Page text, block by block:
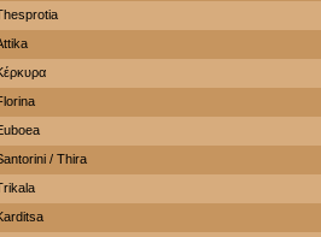
/ Thira